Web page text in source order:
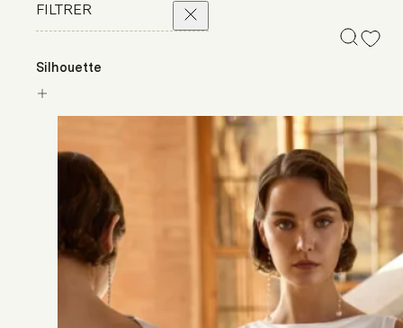
FILTRER
Silhouette
Crayon
Droite
Empire
Évasée
Ligne A
Princesse
Sirène